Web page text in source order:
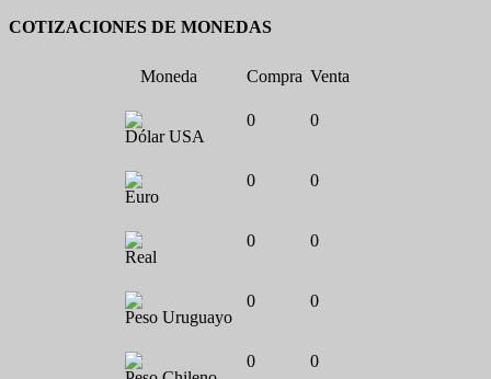
COTIZACIONES DE MONEDAS
Moneda Compra Venta
Dólar USA
0 0
Euro
0 0
Real
0 0
Peso Uruguayo
0 0
0 0